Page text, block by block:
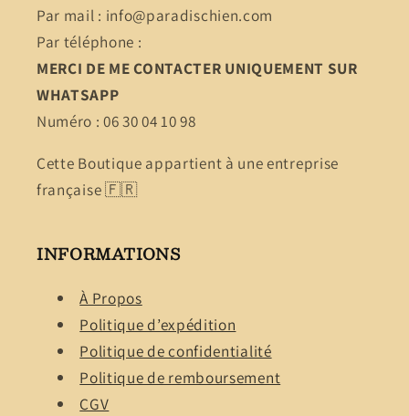
Par mail : info@paradischien.com
Par téléphone :
MERCI DE ME CONTACTER UNIQUEMENT SUR
WHATSAPP
Numéro : 06 30 04 10 98
Cette Boutique appartient à une entreprise
française 🇫🇷
INFORMATIONS
À Propos
Politique d’expédition
Politique de confidentialité
Politique de remboursement
CGV